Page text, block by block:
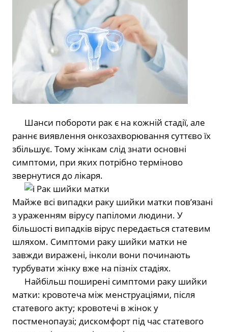
⠀⠀Шанси побороти рак є на кожній стадії, але
раннє виявлення онкозахворювання суттєво їх
збільшує. Тому жінкам слід знати основні
симптоми, при яких потрібно терміново
звернутися до лікаря.
Рак шийки матки
Майже всі випадки раку шийки матки пов’язані
з ураженням вірусу папіломи людини. У
більшості випадків вірус передається статевим
шляхом. Симптоми раку шийки матки не
завжди виражені, інколи вони починають
турбувати жінку вже на пізніх стадіях.
⠀⠀Найбільш поширені симптоми раку шийки
матки: кровотеча між менструаціями, після
статевого акту; кровотечі в жінок у
постменопаузі; дискомфорт під час статевого